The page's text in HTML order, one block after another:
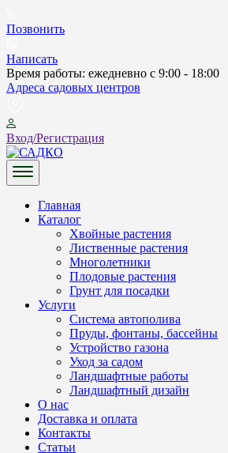
to
Позвонить
Написать
Время работы: ежедневно с 9:00 - 18:00
Адреса садовых центров
Вход/Регистрация
САДКО
Главная
Каталог
Хвойные растения
Лиственные растения
Многолетники
Плодовые растения
Грунт для посадки
Услуги
Система автополива
Пруды, фонтаны, бассейны
Устройство газона
Уход за садом
Ландшафтные работы
Ландшафтный дизайн
О нас
Доставка и оплата
Контакты
Cтатьи